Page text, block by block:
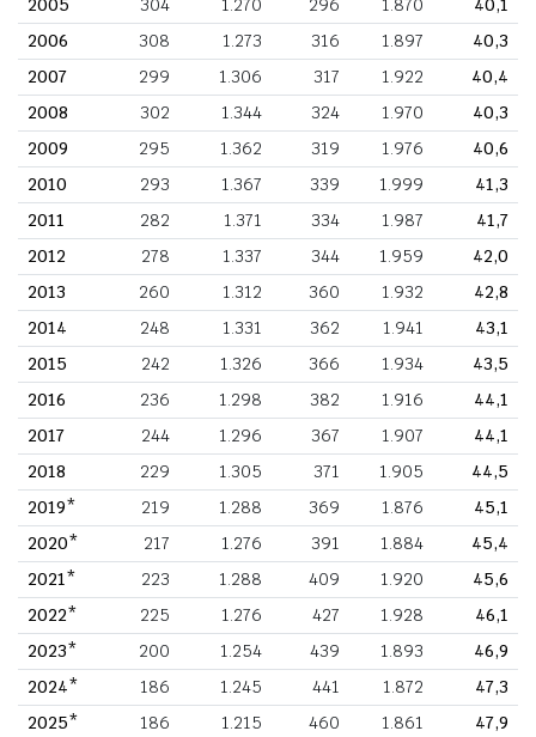
2005
304 1.270 296 1.870
40,1
2006
308 1.273 316 1.897
40,3
2007
299 1.306 317 1.922
40,4
2008
302 1.344 324 1.970
40,3
2009
295 1.362 319 1.976
40,6
2010
293 1.367 339 1.999
41,3
2011
282 1.371 334 1.987
41,7
2012
278 1.337 344 1.959
42,0
2013
260 1.312 360 1.932
42,8
2014
248 1.331 362 1.941
43,1
2015
242 1.326 366 1.934
43,5
2016
236 1.298 382 1.916
44,1
2017
244 1.296 367 1.907
44,1
2018
229 1.305 371 1.905
44,5
2019*
219 1.288 369 1.876
45,1
2020*
217 1.276 391 1.884
45,4
2021*
223 1.288 409 1.920
45,6
2022*
225 1.276 427 1.928
46,1
2023*
200 1.254 439 1.893
46,9
2024*
186 1.245 441 1.872
47,3
2025*
186 1.215 460 1.861 47,9